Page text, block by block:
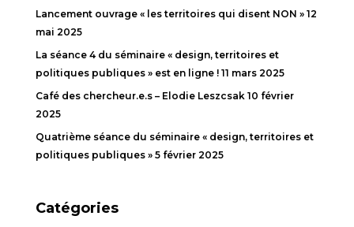
Lancement ouvrage « les territoires qui disent NON » 12
mai 2025
La séance 4 du séminaire « design, territoires et
politiques publiques » est en ligne ! 11 mars 2025
Café des chercheur.e.s – Elodie Leszcsak 10 février
2025
Quatrième séance du séminaire « design, territoires et
politiques publiques » 5 février 2025
Catégories